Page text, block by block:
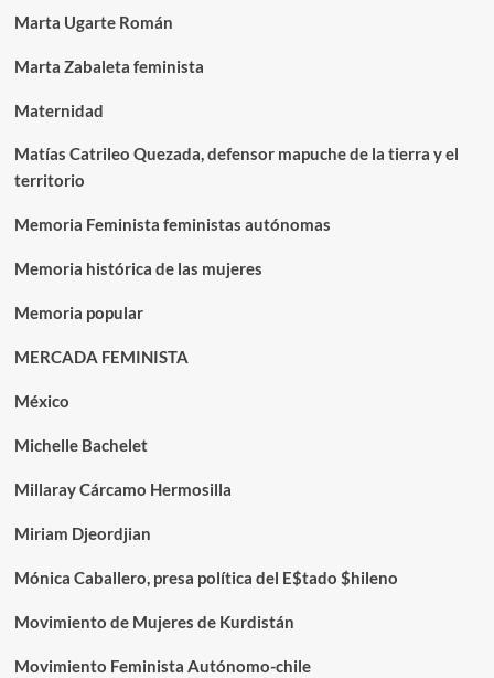
Marta Ugarte Román
Marta Zabaleta feminista
Maternidad
Matías Catrileo Quezada, defensor mapuche de la tierra y el
territorio
Memoria Feminista feministas autónomas
Memoria histórica de las mujeres
Memoria popular
MERCADA FEMINISTA
México
Michelle Bachelet
Millaray Cárcamo Hermosilla
Miriam Djeordjian
Mónica Caballero, presa política del E$tado $hileno
Movimiento de Mujeres de Kurdistán
Movimiento Feminista Autónomo-chile